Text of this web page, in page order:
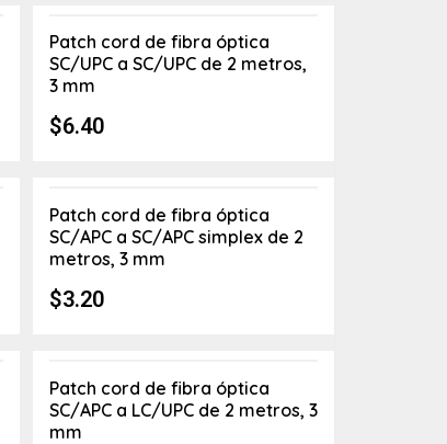
Patch cord de fibra óptica
SC/UPC a SC/UPC de 2 metros,
3 mm
$6.40
Patch cord de fibra óptica
SC/APC a SC/APC simplex de 2
metros, 3 mm
$3.20
Patch cord de fibra óptica
SC/APC a LC/UPC de 2 metros, 3
mm